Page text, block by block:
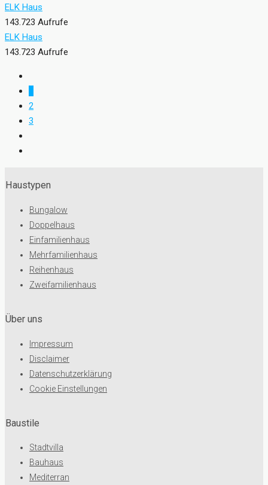
ELK Haus
143.723 Aufrufe
ELK Haus
143.723 Aufrufe
2
3
Haustypen
Bungalow
Doppelhaus
Einfamilienhaus
Mehrfamilienhaus
Reihenhaus
Zweifamilienhaus
Baustile
Stadtvilla
Bauhaus
Mediterran
Über uns
Impressum
Disclaimer
Datenschutzerklärung
Cookie Einstellungen